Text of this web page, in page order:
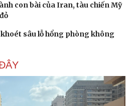
con bài của Iran, tàu chiến Mỹ
sâu lỗ hổng phòng không